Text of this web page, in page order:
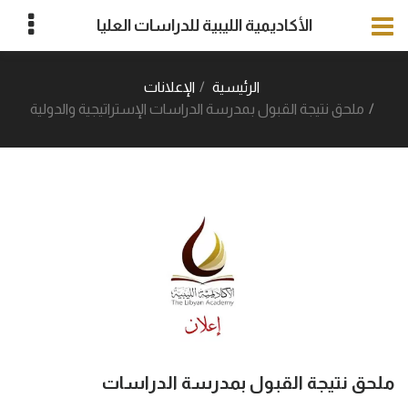
الأكاديمية الليبية للدراسات العليا
الرئيسية
الإعلانات
ملحق نتيجة القبول بمدرسة الدراسات الإستراتيجية والدولية
ملحق نتيجة القبول بمدرسة الدراسات